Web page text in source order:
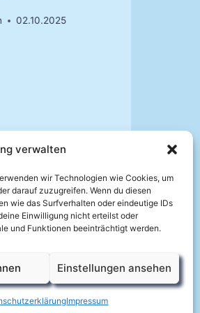
verwalten
wir Technologien wie Cookies, um
darauf zuzugreifen. Wenn du diesen
wie das Surfverhalten oder eindeutige IDs
Einwilligung nicht erteilst oder
und Funktionen beeinträchtigt werden.
Einstellungen ansehen
Impressum
02.10.2025